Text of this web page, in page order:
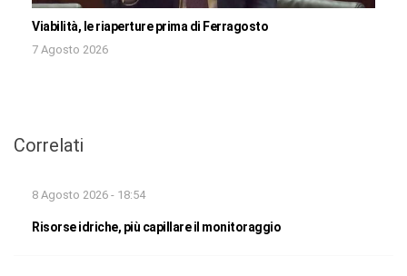
Viabilità, le riaperture prima di Ferragosto
7 Agosto 2026
Correlati
8 Agosto 2026 - 18:54
Risorse idriche, più capillare il monitoraggio